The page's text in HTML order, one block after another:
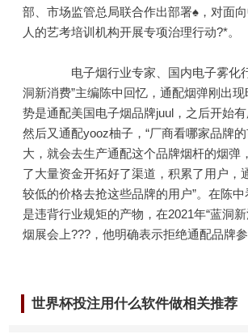
部、市场监管总局联合作出部署♠，对面
人的艺考培训机构开展专项治理行动?*。
电子烟行业专家、国内电子雾化行
洞新消费”主编陈中回忆，通配烟弹刚出
势是通配美国电子烟品牌juul，之后开始有
然后又通配yooz柚子，“厂商看哪家品牌
大，就会去生产通配这个品牌烟杆的烟弹
了大量资金开拓好了渠道，积累了用户，
较低的价格去抢这些品牌的用户”。在陈
是违背行业规矩的产物，在2021年“蓝洞
烟展会上???，他明确表示拒绝通配品牌参
世界杯投注用什么软件做相关推荐